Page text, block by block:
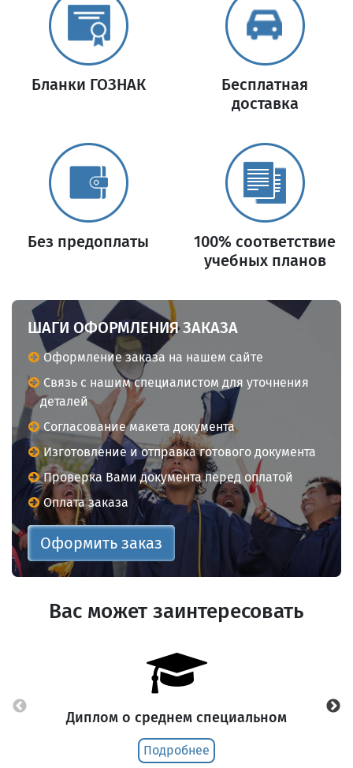
Бланки ГОЗНАК
Бесплатная
доставка
Без предоплаты
100% соответствие
учебных планов
ШАГИ ОФОРМЛЕНИЯ ЗАКАЗА
Оформление заказа на нашем сайте
Связь с нашим специалистом для уточнения
деталей
Согласование макета документа
Изготовление и отправка готового документа
Проверка Вами документа перед оплатой
Оплата заказа
Оформить заказ
Вас может заинтересовать
Диплом о среднем специальном
Подробнее